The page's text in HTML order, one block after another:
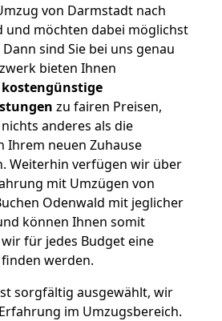
von Darmstadt nach
und möchten dabei möglichst
Dann sind Sie bei uns genau
bieten Ihnen
kostengünstige
zu fairen Preisen,
anderes als die
Ihrem neuen Zuhause
Weiterhin verfügen wir über
mit Umzügen von
Odenwald mit jeglicher
können Ihnen somit
für jedes Budget eine
werden.
sorgfältig ausgewählt, wir
im Umzugsbereich.